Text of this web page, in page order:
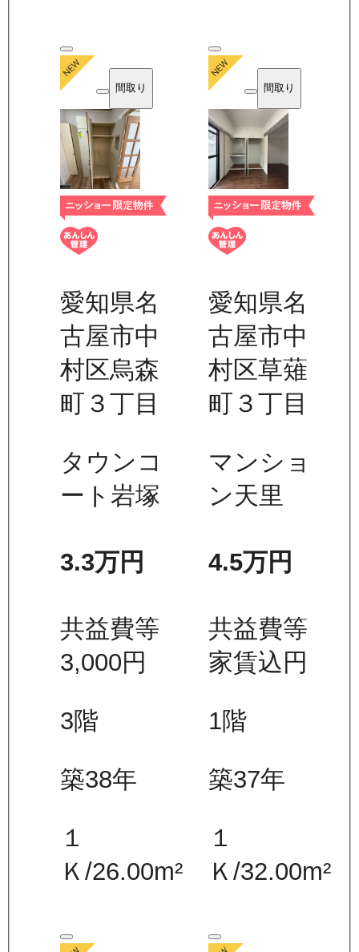
間取り
愛知県名
古屋市中
村区烏森
町３丁目
タウンコ
ート岩塚
3.3万円
共益費等
3,000円
3階
築38年
１
Ｋ/26.00m²
間取り
愛知県名
古屋市中
村区草薙
町３丁目
マンショ
ン天里
4.5万円
共益費等
家賃込 円
1階
築37年
１
Ｋ /32.00m²